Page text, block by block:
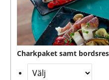
Charkpaket samt